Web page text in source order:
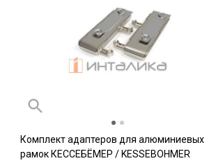
Комплект адаптеров для алюминиевых
рамок КЕССЕБЁМЕР / KESSEBOHMER